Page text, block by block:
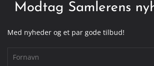
Modtag Samlerens
Med nyheder og et par gode tilbud!